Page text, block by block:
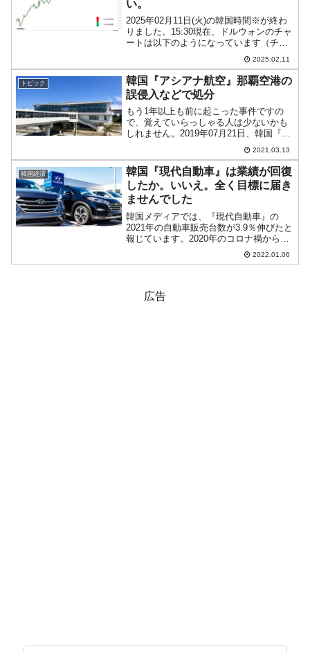
い。
2025年02月11日(火)の韓国時間※が終わ
りました。15:30現在、ドルウォンのチャ
ートは以下のようになっています（チャ
ートは『Investing.com』より引用）。上
が重くてウォン安方向に進めません。現
在のところ「1ドル＝1,452...
2025.02.11
トピック
韓国『アシアナ航空』那覇空港の
誤侵入などで処分
もう1年以上も前に起こった事件ですの
で、覚えていらっしゃる人は少ないかも
しれません。2019年07月21日、韓国『ア
シアナ航空』の旅客機（ソウル行き171
便：エアバスA321）が日本・那覇空港で
管制官の指示を聞かず、滑走路に誤って
進入すると...
2021.03.13
韓国経済
韓国『現代自動車』は業績が回復
したか。いいえ。全く目標に届き
ませんでした
韓国メディアでは、『現代自動車』の
2021年の自動車販売台数が3.9％伸びたと
報じています。2020年のコロナ禍から立
ち直り、業績が回復したように見えま
す。また、例えば日本の『日本経済新
2022.01.06
広告